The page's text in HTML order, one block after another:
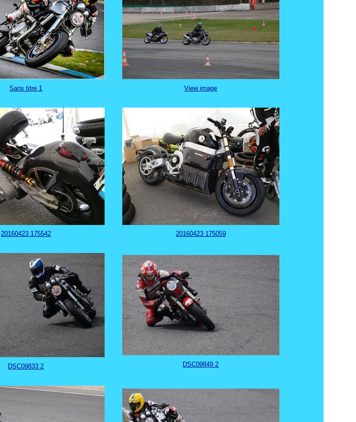
Sans titre 1 View image
20160423 175542
20160423 175059
DSC09833 2 DSC09849 2